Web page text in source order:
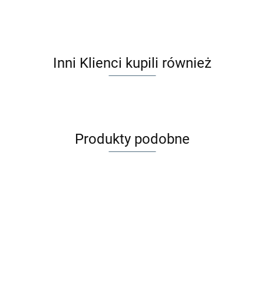
Inni Klienci kupili również
Produkty podobne